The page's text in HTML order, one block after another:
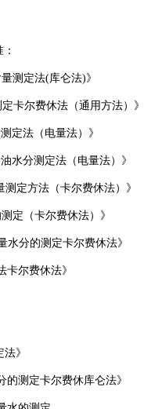
测定法(库仑法)》
卡尔费休法（通用方法）》
定法（电量法）》
水分测定法（电量法）》
定方法（卡尔费休法）》
定（卡尔费休法）》
水分的测定卡尔费休法》
卡尔费休法》
》
的测定卡尔费休库仑法》